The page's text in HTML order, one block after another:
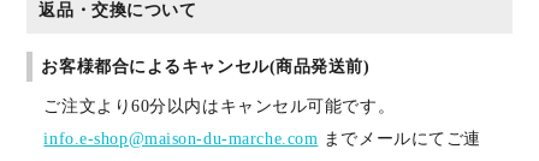
返品・交換について
お客様都合によるキャンセル(商品発送前)
ご注文より60分以内はキャンセル可能です。
info.e-shop@maison-du-marche.com までメールにてご連